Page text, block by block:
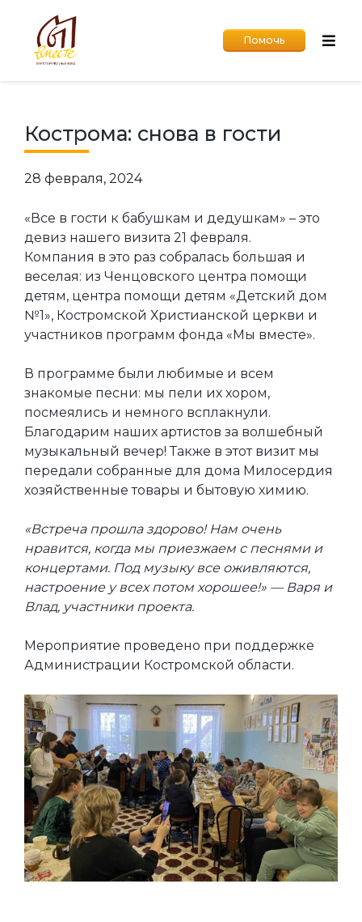
Помочь
Кострома: снова в гости
28 февраля, 2024
«Все в гости к бабушкам и дедушкам» – это
девиз нашего визита 21 февраля.
Компания в это раз собралась большая и
веселая: из Ченцовского центра помощи
детям, центра помощи детям «Детский дом
№1», Костромской Христианской церкви и
участников программ фонда «Мы вместе».
В программе были любимые и всем
знакомые песни: мы пели их хором,
посмеялись и немного всплакнули.
Благодарим наших артистов за волшебный
музыкальный вечер! Также в этот визит мы
передали собранные для дома Милосердия
хозяйственные товары и бытовую химию.
«Встреча прошла здорово! Нам очень
нравится, когда мы приезжаем с песнями и
концертами. Под музыку все оживляются,
настроение у всех потом хорошее!» — Варя и
Влад, участники проекта.
Мероприятие проведено при поддержке
Администрации Костромской области.